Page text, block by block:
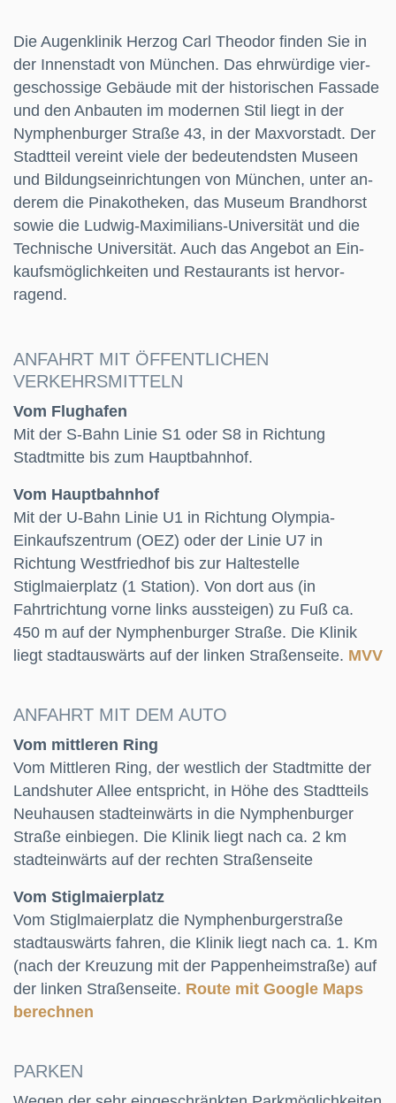
Die Augenklinik Herzog Carl Theodor finden Sie in
der Innen­stadt von München. Das ehr­würdige vier­
ge­schos­sige Gebäude mit der historischen Fassade
und den An­bauten im modernen Stil liegt in der
Nym­phen­burger Straße 43, in der Max­vor­stadt. Der
Stadt­teil ver­eint viele der bedeutendsten Museen
und Bildungseinrichtun­gen von München, unter an­
derem die Pinakotheken, das Museum Brandhorst
sowie die Ludwig-Maximilians-Universität und die
Tech­nische Uni­versität. Auch das Angebot an Ein­
kaufs­mög­lich­keiten und Restaurants ist her­vor­
ragend.
ANFAHRT MIT ÖFFENTLICHEN
VERKEHRSMITTELN
Vom Flughafen
Mit der S-Bahn Linie S1 oder S8 in Richtung
Stadtmitte bis zum Hauptbahnhof.
Vom Hauptbahnhof
Mit der U-Bahn Linie U1 in Richtung Olympia-
Einkaufszentrum (OEZ) oder der Linie U7 in
Richtung Westfriedhof bis zur Haltestelle
Stiglmaierplatz (1 Station). Von dort aus (in
Fahrtrichtung vorne links aussteigen) zu Fuß ca.
450 m auf der Nymphenburger Straße. Die Klinik
liegt stadtauswärts auf der linken Straßenseite. MVV
ANFAHRT MIT DEM AUTO
Vom mittleren Ring
Vom Mittleren Ring, der westlich der Stadtmitte der
Landshuter Allee entspricht, in Höhe des Stadtteils
Neuhausen stadteinwärts in die Nymphenburger
Straße einbiegen. Die Klinik liegt nach ca. 2 km
stadteinwärts auf der rechten Straßenseite
Vom Stiglmaierplatz
Vom Stiglmaierplatz die Nymphenburgerstraße
stadtauswärts fahren, die Klinik liegt nach ca. 1. Km
(nach der Kreuzung mit der Pappenheimstraße) auf
der linken Straßenseite. Route mit Google Maps
berechnen
PARKEN